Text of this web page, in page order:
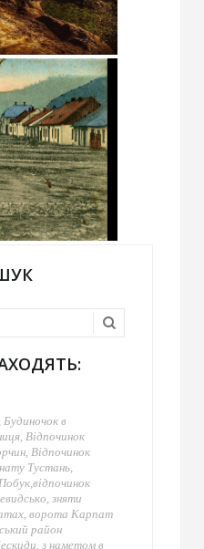
Будиночок в
Відпочинок
Відпочинок
Тустань,
зняти
ворота Карпат
район
з наметом в